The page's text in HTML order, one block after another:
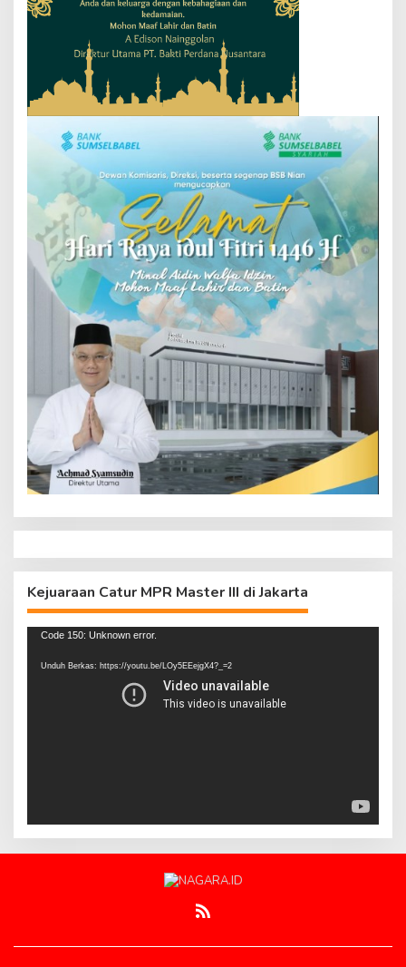
Kejuaraan Catur MPR Master III di Jakarta
Pemutar
Code 150: Unknown error.
Unduh Berkas: https://youtu.be/LOy5EEejgX4?_=2